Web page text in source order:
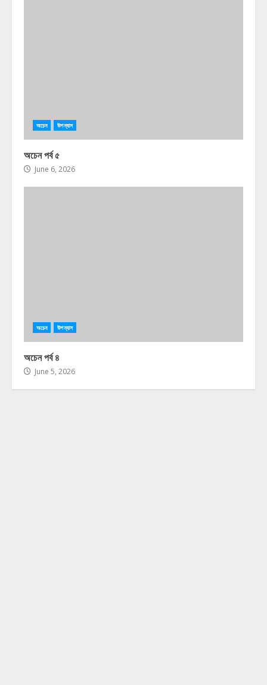
অচেন উপন্যাস
অচেন পর্ব ৫
June 6, 2026
অচেন উপন্যাস
অচেন পর্ব ৪
June 5, 2026